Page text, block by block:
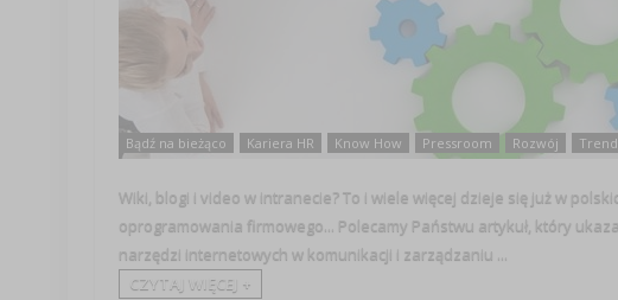
Bądź na bieżąco Kariera HR Know How Pressroom Rozwój
Wiki, blogi i video w intranecie? To i wiele więcej dzieje się już w
oprogramowania firmowego... Polecamy Państwu artykuł, który
narzędzi internetowych w komunikacji i zarządzaniu ...
CZYTAJ WIĘCEJ +